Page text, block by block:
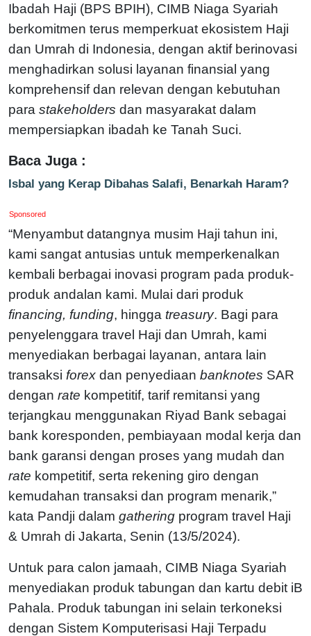
Ibadah Haji (BPS BPIH), CIMB Niaga Syariah
berkomitmen terus memperkuat ekosistem Haji
dan Umrah di Indonesia, dengan aktif berinovasi
menghadirkan solusi layanan finansial yang
komprehensif dan relevan dengan kebutuhan
para stakeholders dan masyarakat dalam
mempersiapkan ibadah ke Tanah Suci.
Baca Juga :
Isbal yang Kerap Dibahas Salafi, Benarkah Haram?
Sponsored
“Menyambut datangnya musim Haji tahun ini,
kami sangat antusias untuk memperkenalkan
kembali berbagai inovasi program pada produk-
produk andalan kami. Mulai dari produk
financing, funding, hingga treasury. Bagi para
penyelenggara travel Haji dan Umrah, kami
menyediakan berbagai layanan, antara lain
transaksi forex dan penyediaan banknotes SAR
dengan rate kompetitif, tarif remitansi yang
terjangkau menggunakan Riyad Bank sebagai
bank koresponden, pembiayaan modal kerja dan
bank garansi dengan proses yang mudah dan
rate kompetitif, serta rekening giro dengan
kemudahan transaksi dan program menarik,”
kata Pandji dalam gathering program travel Haji
& Umrah di Jakarta, Senin (13/5/2024).
Untuk para calon jamaah, CIMB Niaga Syariah
menyediakan produk tabungan dan kartu debit iB
Pahala. Produk tabungan ini selain terkoneksi
dengan Sistem Komputerisasi Haji Terpadu